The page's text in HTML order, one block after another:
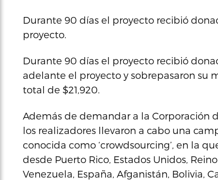
Durante 90 días el proyecto recibió
proyecto.
Durante 90 días el proyecto recibió
adelante el proyecto y sobrepasaron su
total de $21,920.
Además de demandar a la Corporación
los realizadores llevaron a cabo una
conocida como ‘crowdsourcing’, en la
desde Puerto Rico, Estados Unidos,
Venezuela, España, Afganistán, Bolivia,